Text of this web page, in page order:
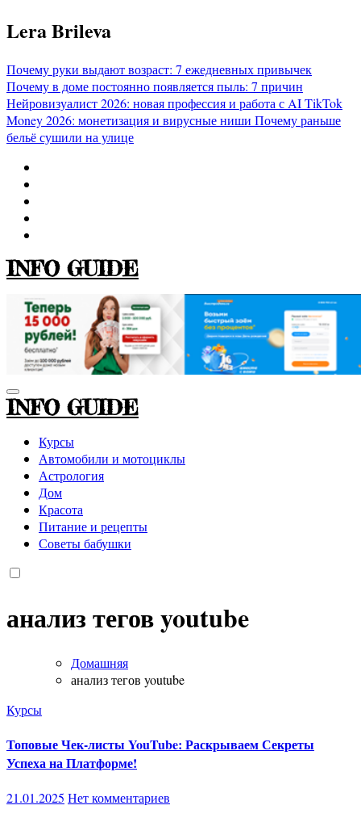
Перейти
к
Lera Brileva
Почему руки выдают возраст: 7 ежедневных привычек
Почему в доме постоянно появляется пыль: 7 причин
Нейровизуалист 2026: новая профессия и работа с AITikTok
Money 2026: монетизация и вирусные ниши Почему раньше
бельё сушили на улице
INFO GUIDE
INFO GUIDE
Курсы
Автомобили и мотоциклы
Астрология
Дом
Красота
Питание и рецепты
Советы бабушки
анализ тегов youtube
Домашняя
анализ тегов youtube
Курсы
Топовые Чек-листы YouTube: Раскрываем Секреты
Успеха на Платформе!
21.01.2025 Нет комментариев